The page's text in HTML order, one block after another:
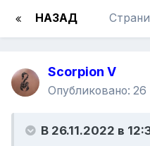
НАЗАД
Scorpion V
Опубликовано: 26
В 26.11.2022 в